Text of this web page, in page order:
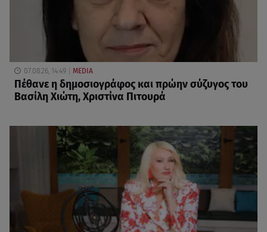
07.08.26, 14:49 MEDIA
Πέθανε η δημοσιογράφος και πρώην σύζυγος του
Βασίλη Χιώτη, Χριστίνα Πιτουρά